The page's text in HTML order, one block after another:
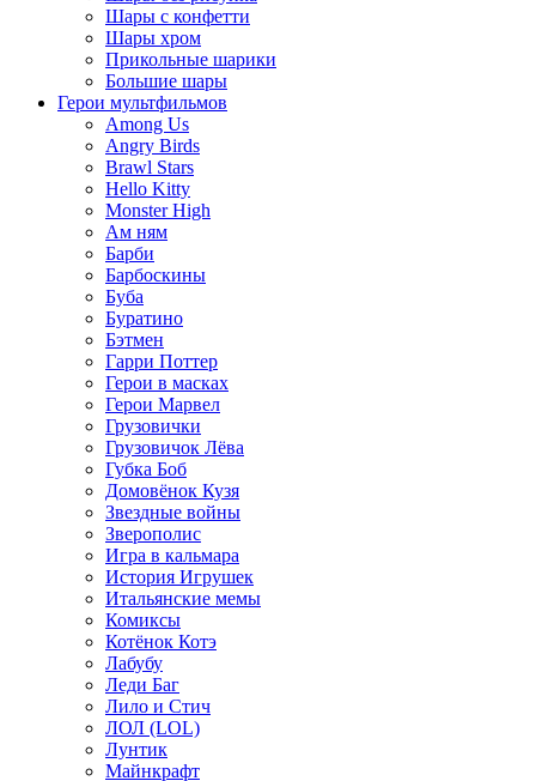
Шары с конфетти
Шары хром
Прикольные шарики
Большие шары
Герои мультфильмов
Among Us
Angry Birds
Brawl Stars
Hello Kitty
Monster High
Ам ням
Барби
Барбоскины
Буба
Буратино
Бэтмен
Гарри Поттер
Герои в масках
Герои Марвел
Грузовички
Грузовичок Лёва
Губка Боб
Домовёнок Кузя
Звездные войны
Зверополис
Игра в кальмара
История Игрушек
Итальянские мемы
Комиксы
Котёнок Котэ
Лабубу
Леди Баг
Лило и Стич
ЛОЛ (LOL)
Лунтик
Майнкрафт